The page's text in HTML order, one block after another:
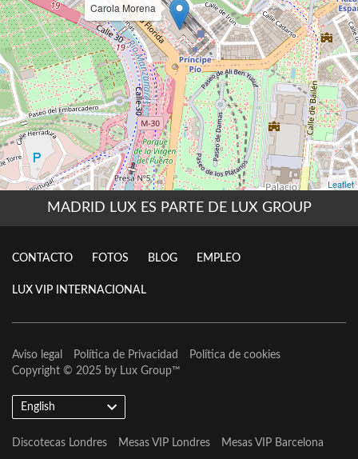
MADRID LUX ES PARTE DE LUX GROUP
CONTACTO FOTOS BLOG EMPLEO
LUX VIP INTERNACIONAL
Aviso legal Política de Privacidad
Política de cookies
Copyright © 2025 by Lux Group™
English
Discotecas Londres Mesas VIP Londres Mesas VIP Barcelona